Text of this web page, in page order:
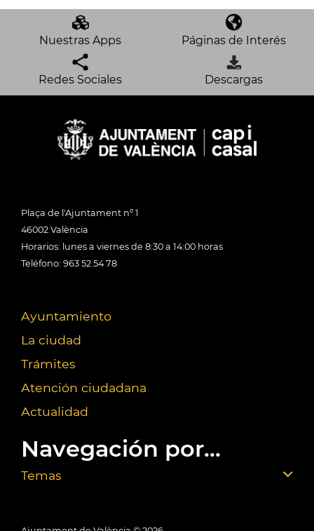
Nuestras Apps Páginas de Interés
Redes Sociales Descargas
Plaça de l'Ajuntament nº 1
46002 València
Horarios: lunes a viernes de 8:30 a 14:00 horas
Teléfono: 963 52 54 78
Ayuntamiento
La ciudad
Trámites
Atención ciudadana
Actualidad
Navegación por...
Temas